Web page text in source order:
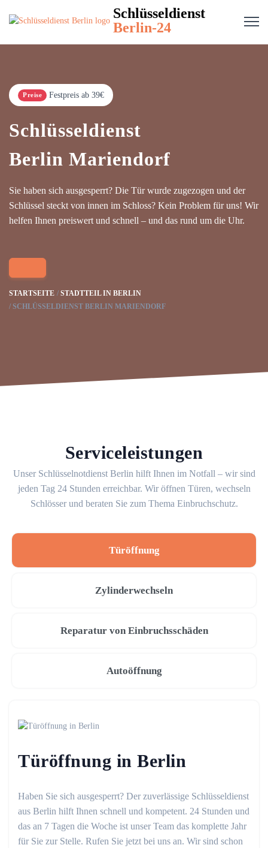
Schlüsseldienst
Berlin-24
Preise Festpreis ab 39€
Schlüsseldienst
Berlin Mariendorf
Sie haben sich ausgesperrt? Die Tür wurde zugezogen und der
Schlüssel steckt von innen im Schloss? Kein Problem für uns! Wir
helfen Ihnen preiswert und schnell – und das rund um die Uhr.
STARTSEITE
STADTTEIL IN BERLIN
SCHLÜSSELDIENST BERLIN MARIENDORF
Serviceleistungen
Unser Schlüsselnotdienst Berlin hilft Ihnen im Notfall – wir sind
jeden Tag 24 Stunden erreichbar. Wir öffnen Türen, wechseln
Schlösser und beraten Sie zum Thema Einbruchschutz.
Türöffnung
Zylinderwechseln
Reparatur von Einbruchsschäden
Autoöffnung
Türöffnung in Berlin
Haben Sie sich ausgesperrt? Der zuverlässige Schlüsseldienst
aus Berlin hilft Ihnen schnell und kompetent. 24 Stunden und
das an 7 Tagen die Woche ist unser Team das komplette Jahr
für Sie zur Stelle. Rufen Sie jetzt bei uns an. Wir sind schon